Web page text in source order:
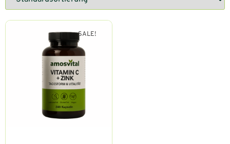
SALE!